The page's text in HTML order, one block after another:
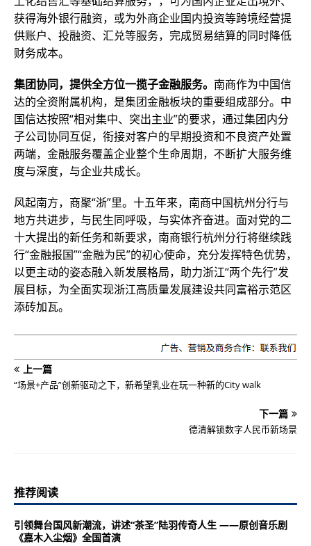
获得海外银行融资，或为外商企业国内投资等跨境经营提
供账户、投融资、汇兑等服务，完成贸易结算的同时降低
财务成本。
集团协同，提供全方位一揽子金融服务。 南商作为中国信
达的全资附属机构，是集团金融板块的重要组成部分。中
国信达按照“相对集中、突出主业”的要求，通过集团内分
子公司协同互促，衔接对客户的早期投资和不良资产处置
两端，金融服务覆盖企业整个生命周期，不断扩大服务维
度与深度，与企业共成长。
风起南方，商聚“浙”里。十五年来，南商中国杭州分行与
地方共进步，与民生同呼吸，与实体齐奋进。面对党的二
十大提出的新任务和新要求，南商银行杭州分行将继续践
行“金融报国”“金融为民”的初心使命，充分发挥特色优势，
以更主动的姿态融入新发展格局，助力浙江“两个先行”发
展目标，为全面实现浙江高质量发展建设共同富裕示范区
添砖加瓦。
上一篇
“场景+产品”创新驱动之下，新希望乳业在玩一种新的City walk
下一篇
德清解锁数字人民币新场景
推荐阅读
引领舞台国风新潮流，讲述“茶圣”陆羽传奇人生 ——原创音乐剧
《嘉木入尘烟》全国首演